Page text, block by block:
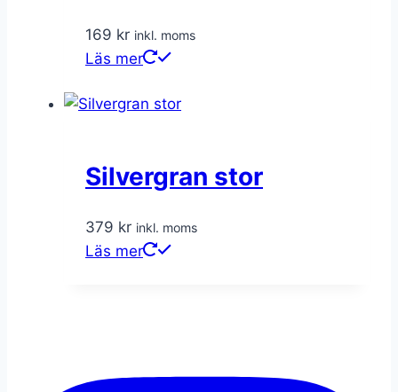
169 kr inkl. moms
Läs mer
Silvergran stor
379 kr inkl. moms
Läs mer